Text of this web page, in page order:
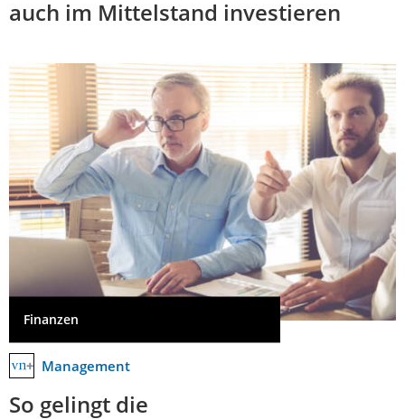
auch im Mittelstand investieren
Finanzen
Management
So gelingt die